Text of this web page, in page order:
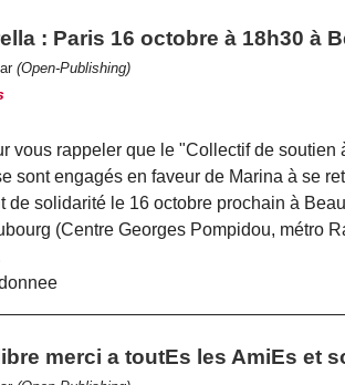
: Paris 16 octobre à 18h30 à
(Open-Publishing)
vous rappeler que le "Collectif de soutien
sont engagés en faveur de Marina à se
de solidarité le 16 octobre prochain à
(Centre Georges Pompidou, métro
merci a toutEs les AmiEs et